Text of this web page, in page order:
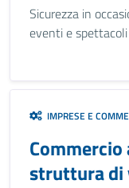
Sicurezza in
eventi e spettacoli
IMPRESE E
struttura di